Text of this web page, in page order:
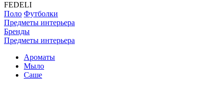
FEDELI
Поло Футболки
Предметы интерьера
Бренды
Предметы интерьера
Ароматы
Мыло
Саше